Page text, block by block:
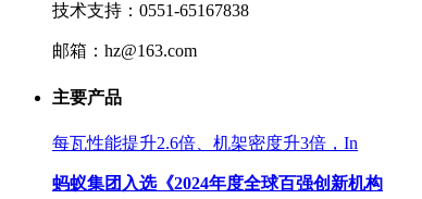
技术支持：0551-65167838
邮箱：hz@163.com
主要产品
每瓦性能提升2.6倍、机架密度升3倍，In
蚂蚁集团入选《2024年度全球百强创新机构